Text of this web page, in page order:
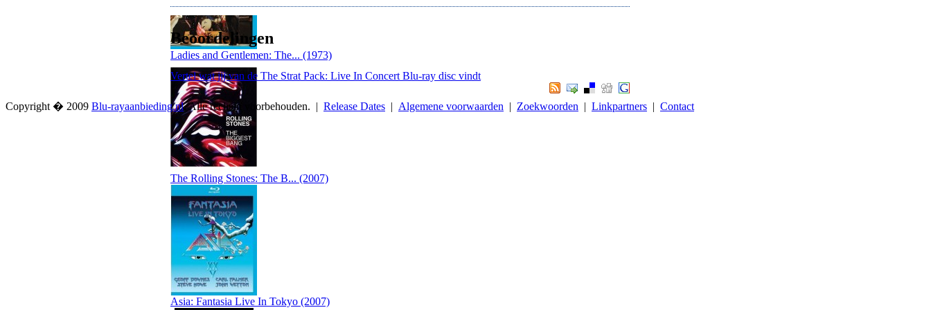
Ladies and Gentlemen: The... (1973)
The Rolling Stones: The B... (2007)
Asia: Fantasia Live In Tokyo (2007)
Beoordelingen
Vertel wat jij van de The Strat Pack: Live In Concert Blu-ray disc vindt
Copyright � 2009 Blu-rayaanbieding.nl. Alle rechten voorbehouden. | Release Dates | Algemene voorwaarden | Zoekwoorden | Linkpartners | Contact